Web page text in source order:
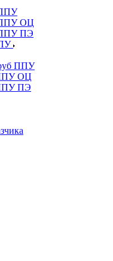
ППУ ОЦ
ППУ ПЭ
ППУ
ОЦ
ПЭ